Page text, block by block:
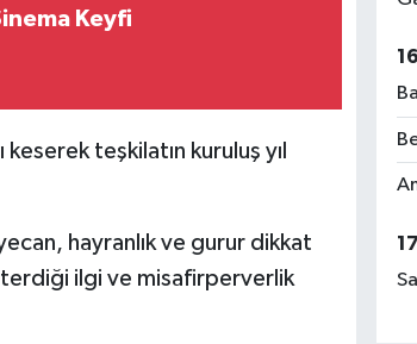
Keyfi
teşkilatın kuruluş yıl
hayranlık ve gurur dikkat
ilgi ve misafirperverlik